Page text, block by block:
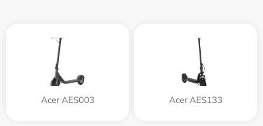
Acer AES003 Acer AES133